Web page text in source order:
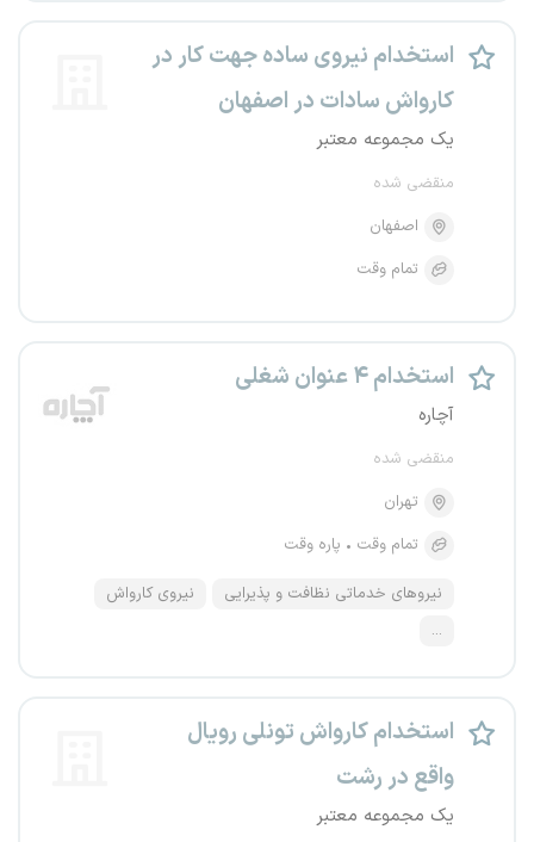
استخدام نیروی ساده جهت کار در
کارواش سادات در اصفهان
یک مجموعه معتبر
منقضی شده
اصفهان
تمام وقت
استخدام ۴ عنوان شغلی
آچاره
منقضی شده
تهران
تمام وقت
پاره وقت
نیروهای خدماتی نظافت و پذیرایی
نیروی کارواش
...
استخدام کارواش تونلی رویال
واقع در رشت
یک مجموعه معتبر